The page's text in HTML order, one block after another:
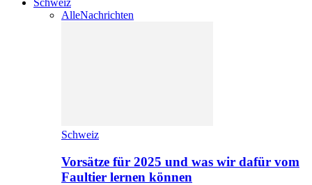
Schweiz
AlleNachrichten
Schweiz
Vorsätze für 2025 und was wir dafür vom
Faultier lernen können